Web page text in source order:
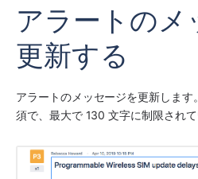
アラートのメ
更新する
アラートのメッセージを更新しま
須で、最大で 130 文字に制限されて